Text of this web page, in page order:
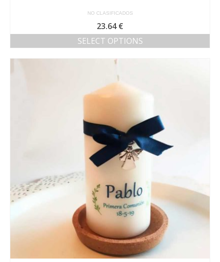
NO CLASIFICADOS
23.64€
SELECT OPTIONS